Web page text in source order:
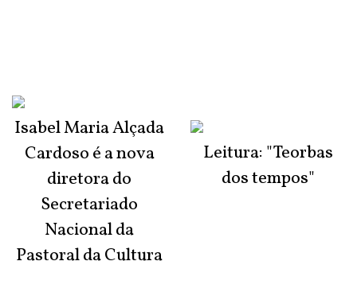
Isabel Maria Alçada
Cardoso é a nova
diretora do
Secretariado
Nacional da
Pastoral da Cultura
Leitura: "Teorbas
dos tempos"